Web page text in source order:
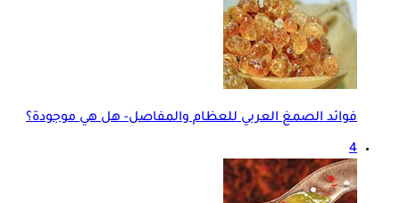
فوائد الصمغ العربي للعظام والمفاصل- هل هي موجودة؟
4